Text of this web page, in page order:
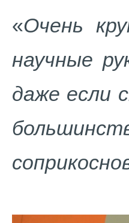
«Очень
научные
даже если